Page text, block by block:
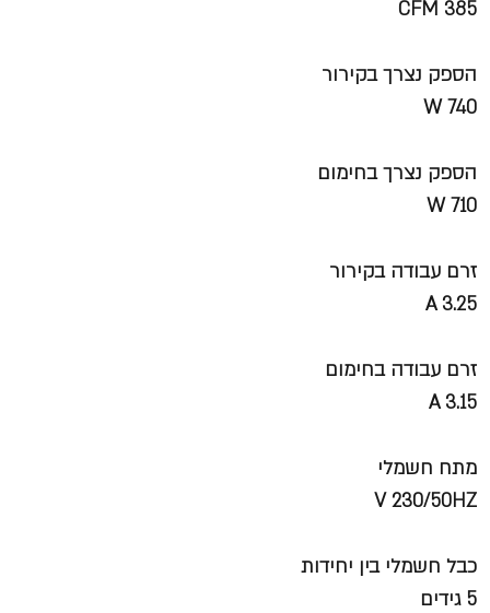
CFM 385
הספק נצרך בקירור
W 740
הספק נצרך בחימום
W 710
זרם עבודה בקירור
A 3.25
זרם עבודה בחימום
A 3.15
מתח חשמלי
V 230/50HZ
כבל חשמלי בין יחידות
5 גידים